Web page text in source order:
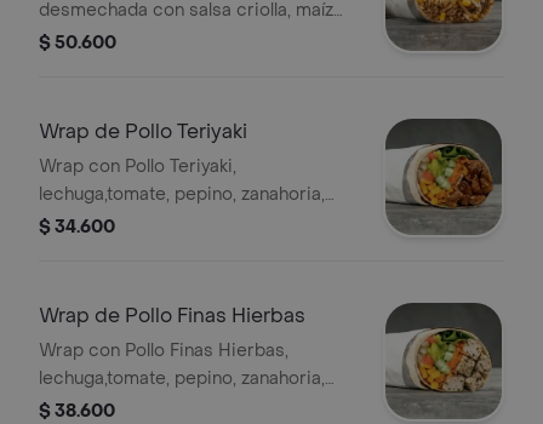
desmechada con salsa criolla, maíz
horneado, papa fosforito, queso
salsa que elijas.
$ 50.600
Wrap de Pollo Teriyaki
Wrap con Pollo Teriyaki,
lechuga,tomate, pepino, zanahoria,
pico de gallo, maíz y guacamole en
$ 34.600
Wrap de Pollo Finas Hierbas
Wrap con Pollo Finas Hierbas,
lechuga,tomate, pepino, zanahoria,
pico de gallo, maíz y guacamole en
$ 38.600